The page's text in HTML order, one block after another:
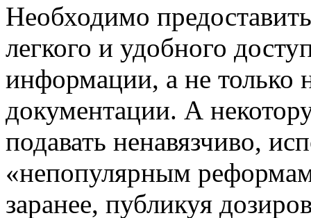
Необходимо
легкого и удобного
информации, а не только
документации. А
подавать ненавязчиво,
«непопулярным
заранее, публикуя